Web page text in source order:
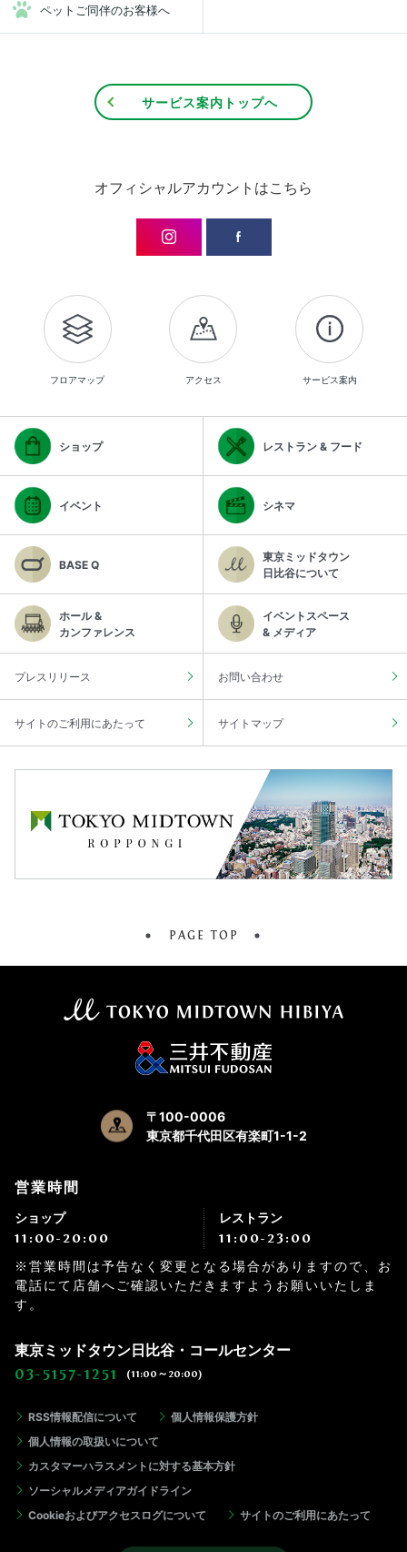
ペットご同伴のお客様へ
サービス案内トップへ
オフィシャルアカウントはこちら
フロアマップ アクセス サービス案内
ショップ レストラン & フード
イベント シネマ
BASE Q
東京ミッドタウン
日比谷について
ホール &
カンファレンス
イベントスペース
& メディア
プレスリリース お問い合わせ
サイトのご利用にあたって サイトマップ
PAGE TOP
〒100-0006
東京都千代田区有楽町1-1-2
営業時間
ショップ
11:00-20:00
レストラン
11:00-23:00
※営業時間は予告なく変更となる場合がありますので、お
電話にて店舗へご確認いただきますようお願いいたしま
す。
東京ミッドタウン日比谷・コールセンター
03-5157-1251 (11:00～20:00)
RSS情報配信について
個人情報保護方針
個人情報の取扱いについて
カスタマーハラスメントに対する基本方針
ソーシャルメディアガイドライン
Cookieおよびアクセスログについて
サイトのご利用にあたって